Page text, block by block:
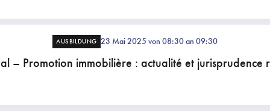
AUSBILDUNG 23 Mai 2025 von 08:30 an 09:30
– Promotion immobilière : actualité et jurisprudence